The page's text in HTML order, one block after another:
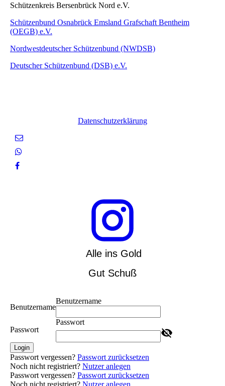
Schützenkreis Bersenbrück Nord e.V.
Schützenbund Osnabrück Emsland Grafschaft Bentheim
(OEGB) e.V.
Nordwestdeutscher Schützenbund (NWDSB)
Deutscher Schützenbund (DSB) e.V.
Datenschutzerklärung
Alle ins Gold
Gut Schuß
Benutzername
Benutzername
Passwort
Passwort
Login
Passwort vergessen? Passwort zurücksetzen
Noch nicht registriert? Nutzer anlegen
Passwort vergessen? Passwort zurücksetzen
Noch nicht registriert? Nutzer anlegen